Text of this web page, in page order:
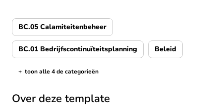
BC.05 Calamiteitenbeheer
BC.01 Bedrijfscontinuïteitsplanning Beleid
de categorieën tonen/verbergen
+ toon alle 4 de categorieën
Over deze template